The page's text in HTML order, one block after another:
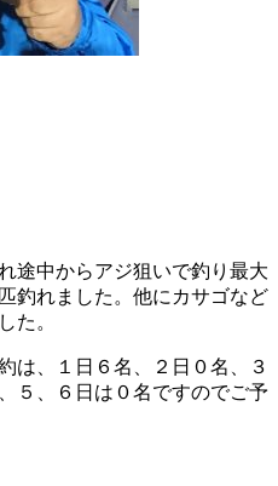
途中からアジ狙いで釣り最大
釣れました。他にカサゴなど
た。
は、１日６名、２日０名、３
５、６日は０名ですのでご予